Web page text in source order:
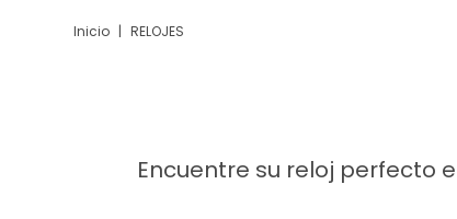
Inicio | RELOJES
Encuentre su reloj perfecto